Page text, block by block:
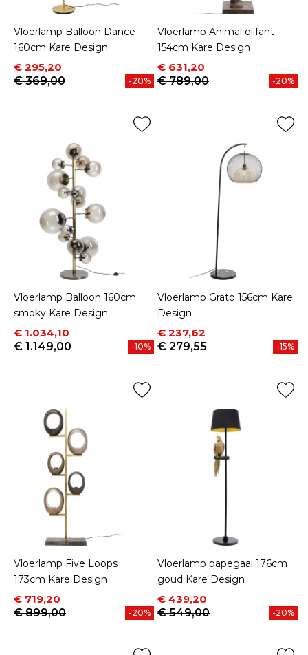
Vloerlamp Balloon Dance
160cm Kare Design
Prijs
€ 295,20
Normale prijs
€ 369,00
-20%
Vloerlamp Animal olifant
154cm Kare Design
Prijs
€ 631,20
Normale prijs
€ 789,00
-20%
Vloerlamp Balloon 160cm
smoky Kare Design
Prijs
€ 1.034,10
Normale prijs
€ 1.149,00
-10%
Vloerlamp Grato 156cm Kare
Design
Prijs
€ 237,62
Normale prijs
€ 279,55
-15%
Vloerlamp Five Loops
173cm Kare Design
Prijs
€ 719,20
Normale prijs
€ 899,00
-20%
Vloerlamp papegaai 176cm
goud Kare Design
Prijs
€ 439,20
Normale prijs
€ 549,00
-20%